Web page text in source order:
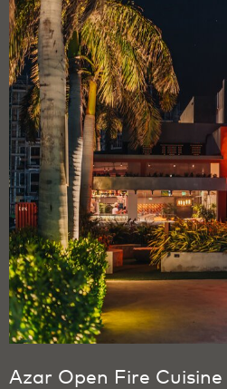
Azar Open Fire Cuisine